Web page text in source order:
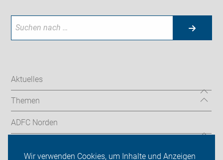
Wir verwenden Cookies, um Inhalte und Anzeigen
Aktuelles
Themen
ADFC Norden